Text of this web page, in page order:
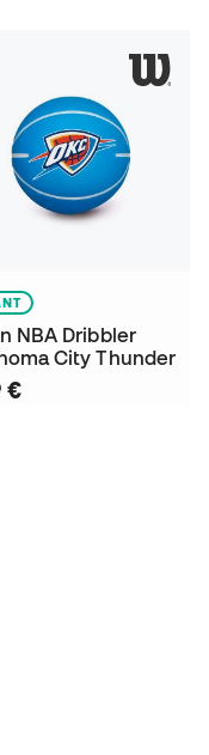
NBA Dribbler
City Thunder
€